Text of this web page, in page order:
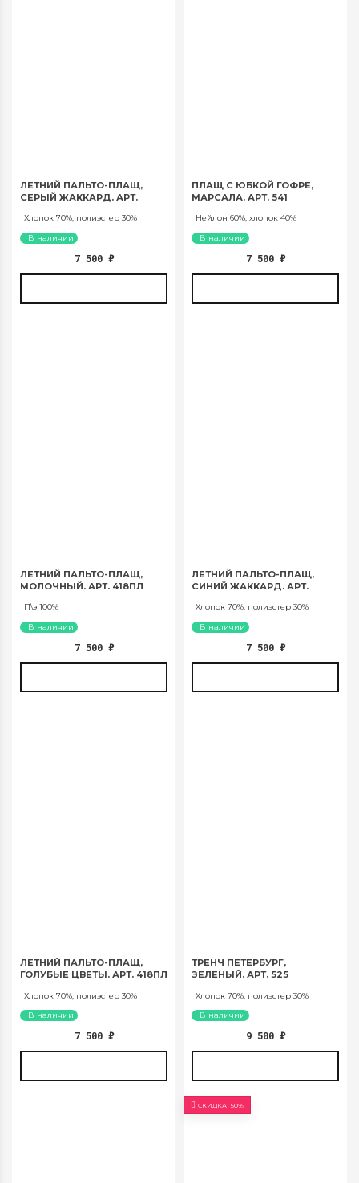
ЛЕТНИЙ ПАЛЬТО-ПЛАЩ,
СЕРЫЙ ЖАККАРД. АРТ.
Хлопок 70%, полиэстер 30%
В наличии
7 500 ₽
ПЛАЩ С ЮБКОЙ ГОФРЕ,
МАРСАЛА. АРТ. 541
Нейлон 60%, хлопок 40%
В наличии
7 500 ₽
ЛЕТНИЙ ПАЛЬТО-ПЛАЩ,
МОЛОЧНЫЙ. АРТ. 418ПЛ
П\э 100%
В наличии
7 500 ₽
ЛЕТНИЙ ПАЛЬТО-ПЛАЩ,
СИНИЙ ЖАККАРД. АРТ.
Хлопок 70%, полиэстер 30%
В наличии
7 500 ₽
ЛЕТНИЙ ПАЛЬТО-ПЛАЩ,
ГОЛУБЫЕ ЦВЕТЫ. АРТ. 418ПЛ
Хлопок 70%, полиэстер 30%
В наличии
7 500 ₽
ТРЕНЧ ПЕТЕРБУРГ,
ЗЕЛЕНЫЙ. АРТ. 525
Хлопок 70%, полиэстер 30%
В наличии
9 500 ₽
СКИДКА 50%